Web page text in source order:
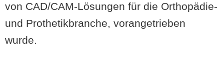
von CAD/CAM-Lösungen für die Orthopädie-
und Prothetikbranche, vorangetrieben
wurde.